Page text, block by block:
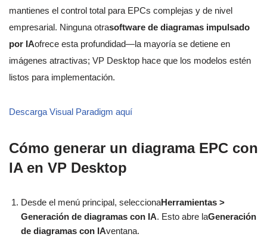
mantienes el control total para EPCs complejas y de nivel
empresarial. Ninguna otrasoftware de diagramas impulsado
por IAofrece esta profundidad—la mayoría se detiene en
imágenes atractivas; VP Desktop hace que los modelos estén
listos para implementación.
Descarga Visual Paradigm aquí
Cómo generar un diagrama EPC con
IA en VP Desktop
Desde el menú principal, seleccionaHerramientas >
Generación de diagramas con IA. Esto abre laGeneración
de diagramas con IAventana.